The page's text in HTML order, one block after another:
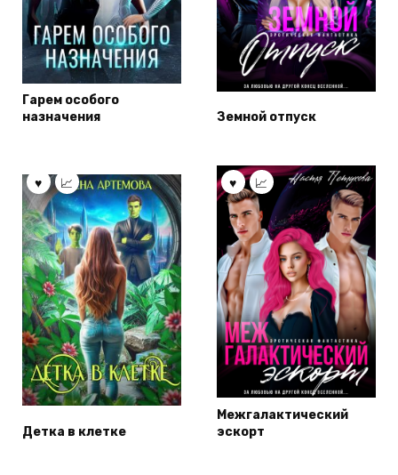
Гарем особого
назначения
Земной отпуск
Детка в клетке
Межгалактический
эскорт